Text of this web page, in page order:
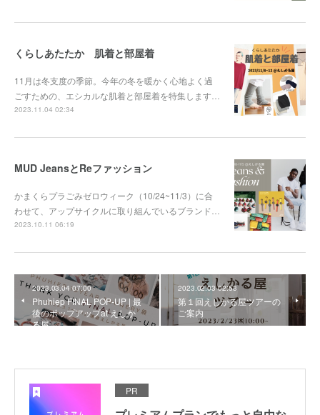
くらしあたたか 肌着と部屋着
11月は冬支度の季節。今年の冬を暖かく心地よく過
ごすための、エシカルな肌着と部屋着を特集します…
2023.11.04 02:34
MUD JeansとReファッション
かまくらプラごみゼロウィーク（10/24~11/3）に合
わせて、アップサイクルに取り組んでいるブランド…
2023.10.11 06:19
2023.03.04 07:00
Phuhiep FINAL POP-UP | 最
後のポップアップat えしか
る屋
2023.02.03 02:53
第１回えしかる屋ツアーの
ご案内
PR